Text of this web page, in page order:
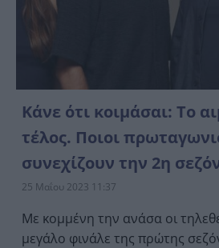
Κάνε ότι κοιμάσαι: Το
τέλος. Ποιοι
συνεχίζουν την 2η
25 Μαΐου 2023 11:37
Με κομμένη την ανάσα οι
μεγάλο φινάλε της πρώτης